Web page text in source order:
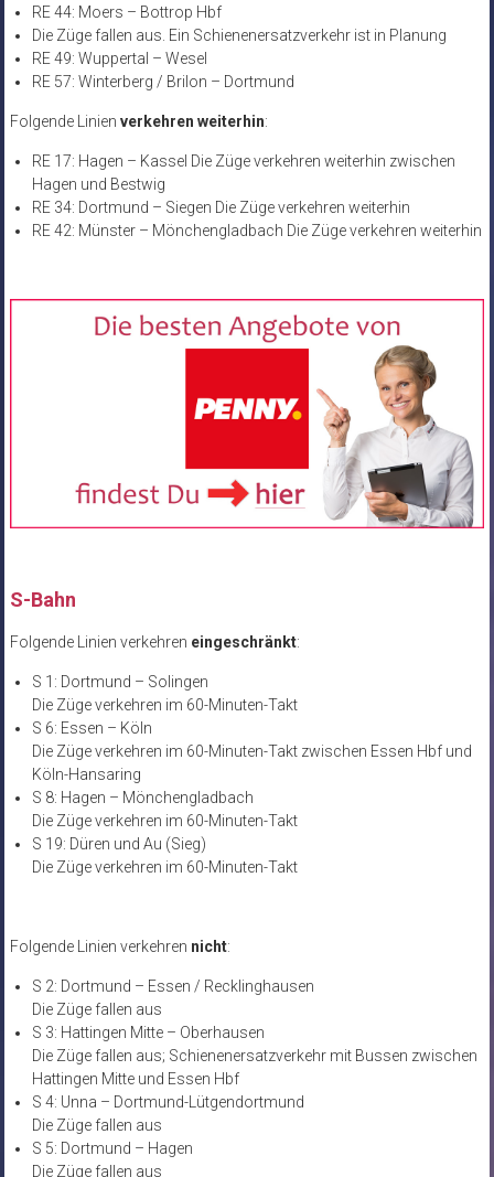
RE 44: Moers – Bottrop Hbf
Die Züge fallen aus. Ein Schienenersatzverkehr ist in Planung
RE 49: Wuppertal – Wesel
RE 57: Winterberg / Brilon – Dortmund
Folgende Linien verkehren weiterhin:
RE 17: Hagen – Kassel Die Züge verkehren weiterhin zwischen
Hagen und Bestwig
RE 34: Dortmund – Siegen Die Züge verkehren weiterhin
RE 42: Münster – Mönchengladbach Die Züge verkehren weiterhin
S-Bahn
Folgende Linien verkehren eingeschränkt:
S 1: Dortmund – Solingen
Die Züge verkehren im 60-Minuten-Takt
S 6: Essen – Köln
Die Züge verkehren im 60-Minuten-Takt zwischen Essen Hbf und
Köln-Hansaring
S 8: Hagen – Mönchengladbach
Die Züge verkehren im 60-Minuten-Takt
S 19: Düren und Au (Sieg)
Die Züge verkehren im 60-Minuten-Takt
Folgende Linien verkehren nicht:
S 2: Dortmund – Essen / Recklinghausen
Die Züge fallen aus
S 3: Hattingen Mitte – Oberhausen
Die Züge fallen aus; Schienenersatzverkehr mit Bussen zwischen
Hattingen Mitte und Essen Hbf
S 4: Unna – Dortmund-Lütgendortmund
Die Züge fallen aus
S 5: Dortmund – Hagen
Die Züge fallen aus